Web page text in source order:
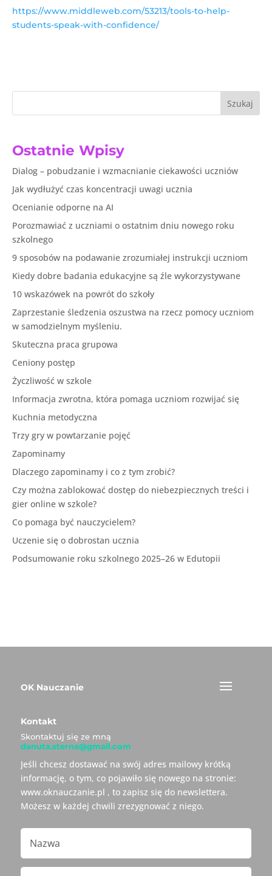
https://www.middleweb.com/53213/tools-to-help-
students-speak-with-confidence/
Szukaj
Ostatnie Wpisy
Dialog – pobudzanie i wzmacnianie ciekawości uczniów
Jak wydłużyć czas koncentracji uwagi ucznia
Ocenianie odporne na AI
Porozmawiać z uczniami o ostatnim dniu nowego roku
szkolnego
9 sposobów na podawanie zrozumiałej instrukcji uczniom
Kiedy dobre badania edukacyjne są źle wykorzystywane
10 wskazówek na powrót do szkoły
Zaprzestanie śledzenia oszustwa na rzecz pomocy uczniom
w samodzielnym myśleniu.
Skuteczna praca grupowa
Ceniony postęp
Życzliwość w szkole
Informacja zwrotna, która pomaga uczniom rozwijać się
Kuchnia metodyczna
Trzy gry w powtarzanie pojęć
Zapominamy
Dlaczego zapominamy i co z tym zrobić?
Czy można zablokować dostęp do niebezpiecznych treści i
gier online w szkole?
Co pomaga być nauczycielem?
Uczenie się o dobrostan ucznia
Podsumowanie roku szkolnego 2025–26 w Edutopii
OK Nauczanie
Kontakt
Skontaktuj się ze mną
danuta.sterna@gmail.com
Jeśli chcesz dostawać na swój adres mailowy krótką
informację, o tym, co pojawiło się nowego na stronie:
www.oknauczanie.pl , to zapisz się do newslettera.
Możesz w każdej chwili zrezygnować z niego.